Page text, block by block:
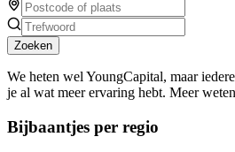
Zoeken
We heten wel YoungCapital, maar
je al wat meer ervaring hebt. Meer
Bijbaantjes per regio